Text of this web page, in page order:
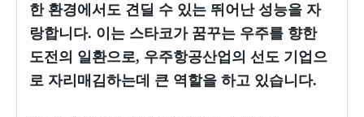
한 환경에서도 견딜 수 있는 뛰어난 성능을 자
랑합니다. 이는 스타코가 꿈꾸는 우주를 향한
도전의 일환으로, 우주항공산업의 선도 기업으
로 자리매김하는데 큰 역할을 하고 있습니다.